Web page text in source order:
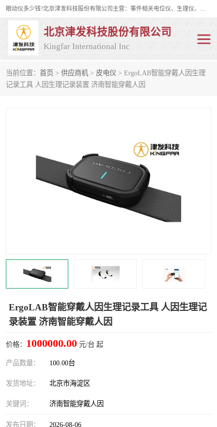
眼动仪多少钱?北京津发科技股份有限公司主营：事件相关电位仪、生理仪、肌电仪、脑电仪、皮电仪、眼动仪；是国家级高新技术企业、科技部认定的科技型中小企业和中关村高新技术企业，具备保密资格，具备自主进出口经营权；自主研发技术、产品与服务荣获多项省部级科学技术奖励、国家发明专利、国家软件著作权和省部级新技术新产品（服务）认证。
北京津发科技股份有限公司
Kingfar International Inc
当前位置： 首页 > 供应商机 > 皮电仪 > ErgoLAB智能穿戴人因生理
记录工具 人因生理记录装置 济南智能穿戴人因
ErgoLAB智能穿戴人因生理记录工具 人因生理记
录装置 济南智能穿戴人因
价格： 1000000.00 元/台 起
产品数量： 100.00台
发货地址： 北京市海淀区
关键词： 济南智能穿戴人因
发布日期： 2026-08-06
皮电仪 脑电仪
行为观察与表情分析 动作捕捉与生物力学
情绪与生理记录 人机交互实验室
神经营销与消费行为实验 车俩与驾驶模拟